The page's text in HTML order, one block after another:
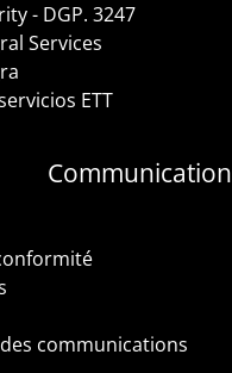
- DGP. 3247
Services
ETT
Communication
communications